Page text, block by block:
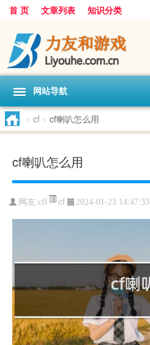
首 页 文章列表 知识分类
网站导航
> cf > cf喇叭怎么用
cf喇叭怎么用
网友:cfl cf 2024-01-23 14:47:33